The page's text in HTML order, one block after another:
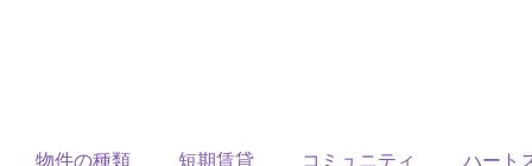
物件の種類 短期賃貸 コミュニティ ハート